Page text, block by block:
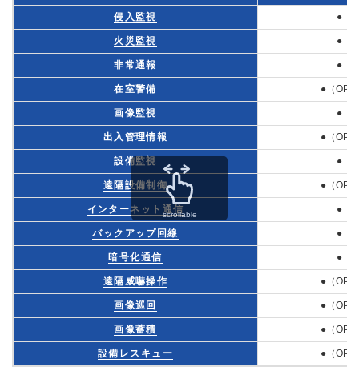
侵入監視 ●
火災監視 ●
非常通報 ●
在室警備 ●（OP）
画像監視 ●
出入管理情報 ●（OP）
設備監視 ●
遠隔設備制御 ●（OP）
インターネット通信 ●
バックアップ回線 ●
暗号化通信 ●
遠隔威嚇操作 ●（OP）
画像巡回 ●（OP）
画像蓄積 ●（OP）
設備レスキュー ●（OP）
scrollable